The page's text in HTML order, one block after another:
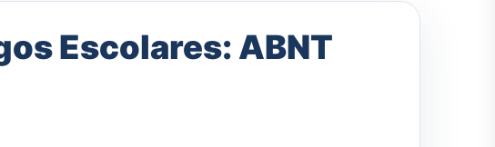
Escolares: ABNT